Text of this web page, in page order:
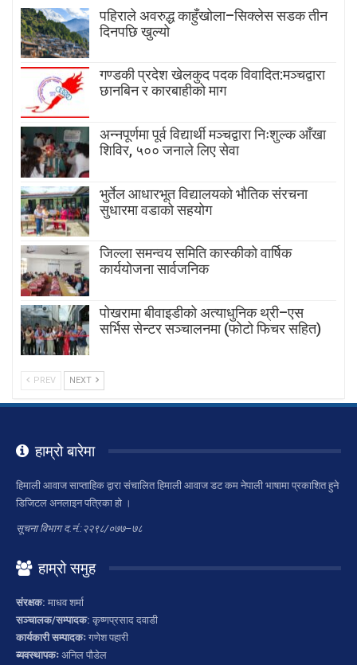
पहिराले अवरुद्ध काहुँखोला–सिक्लेस सडक तीन
दिनपछि खुल्यो
गण्डकी प्रदेश खेलकुद पदक विवादित:मञ्चद्वारा
छानबिन र कारबाहीको माग
अन्नपूर्णमा पूर्व विद्यार्थी मञ्चद्वारा निःशुल्क आँखा
शिविर, ५०० जनाले लिए सेवा
भुर्तेल आधारभूत विद्यालयको भौतिक संरचना
सुधारमा वडाको सहयोग
जिल्ला समन्वय समिति कास्कीको वार्षिक
कार्ययोजना सार्वजनिक
पोखरामा बीवाइडीको अत्याधुनिक थ्री–एस
सर्भिस सेन्टर सञ्चालनमा (फोटो फिचर सहित)
PREV NEXT
हाम्रो बारेमा
हिमाली आवाज साप्ताहिक द्वारा संचालित हिमाली आवाज डट कम नेपाली भाषामा प्रकाशित हुने
डिजिटल अनलाइन पत्रिका हो ।
सूचना विभाग द.नं.:२२९८/०७७–७८
हाम्रो समुह
संरक्षक: माधव शर्मा
सञ्चालक/सम्पादक: कृष्णप्रसाद दवाडी
कार्यकारी सम्पादकः गणेश पहारी
ब्यवस्थापकः अनिल पौडेल